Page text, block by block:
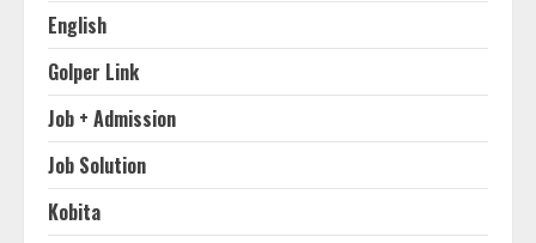
English
Golper Link
Job + Admission
Job Solution
Kobita